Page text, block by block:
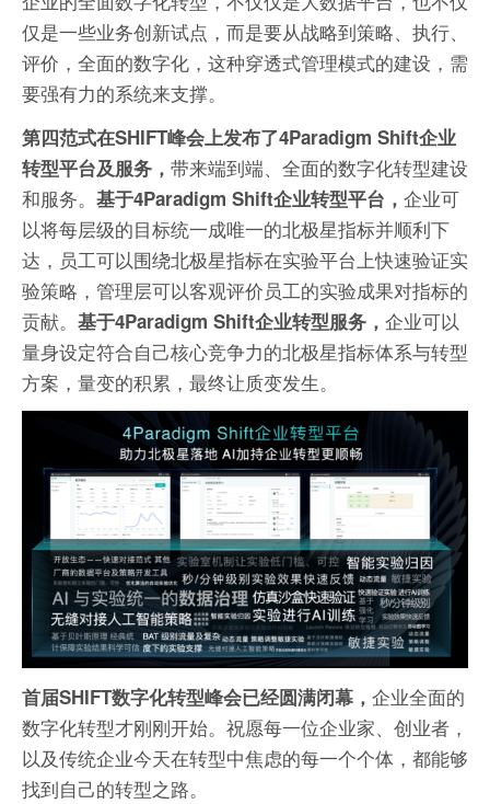
仅是一些业务创新试点，而是要从战略到策略、执行、
评价，全面的数字化，这种穿透式管理模式的建设，需
要强有力的系统来支撑。
第四范式在SHIFT峰会上发布了4Paradigm Shift企业
转型平台及服务， 带来端到端、全面的数字化转型建设
和服务。 基于4Paradigm Shift企业转型平台， 企业可
以将每层级的目标统一成唯一的北极星指标并顺利下
达，员工可以围绕北极星指标在实验平台上快速验证实
验策略，管理层可以客观评价员工的实验成果对指标的
贡献。 基于4Paradigm Shift企业转型服务， 企业可以
量身设定符合自己核心竞争力的北极星指标体系与转型
方案，量变的积累，最终让质变发生。
首届SHIFT数字化转型峰会已经圆满闭幕， 企业全面的
数字化转型才刚刚开始。祝愿每一位企业家、创业者，
以及传统企业今天在转型中焦虑的每一个个体，都能够
找到自己的转型之路。